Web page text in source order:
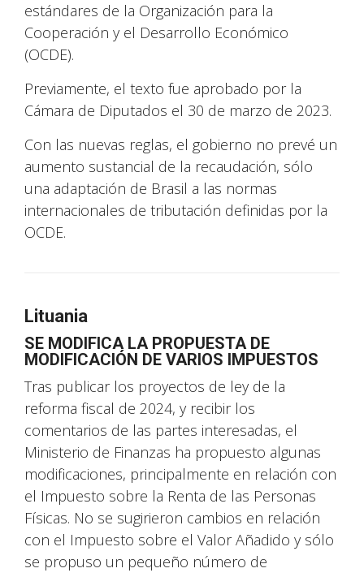
estándares de la Organización para la
Cooperación y el Desarrollo Económico
(OCDE).
Previamente, el texto fue aprobado por la
Cámara de Diputados el 30 de marzo de 2023.
Con las nuevas reglas, el gobierno no prevé un
aumento sustancial de la recaudación, sólo
una adaptación de Brasil a las normas
internacionales de tributación definidas por la
OCDE.
Lituania
SE MODIFICA LA PROPUESTA DE
MODIFICACIÓN DE VARIOS IMPUESTOS
Tras publicar los proyectos de ley de la
reforma fiscal de 2024, y recibir los
comentarios de las partes interesadas, el
Ministerio de Finanzas ha propuesto algunas
modificaciones, principalmente en relación con
el Impuesto sobre la Renta de las Personas
Físicas. No se sugirieron cambios en relación
con el Impuesto sobre el Valor Añadido y sólo
se propuso un pequeño número de